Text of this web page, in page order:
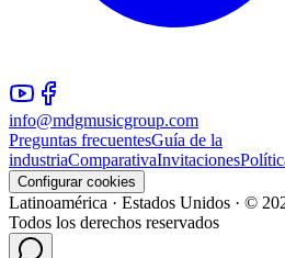
info@mdgmusicgroup.com
Preguntas frecuentesGuía de la
industriaComparativaInvitaciones
Configurar cookies
Latinoamérica · Estados Unidos · ©
Todos los derechos reservados